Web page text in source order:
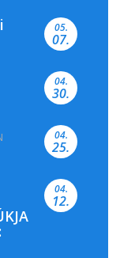
05.
07.
04.
30.
04.
25.
04.
12.